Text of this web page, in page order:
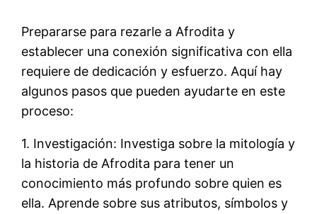
Prepararse para rezarle a Afrodita y
establecer una conexión significativa con ella
requiere de dedicación y esfuerzo. Aquí hay
algunos pasos que pueden ayudarte en este
proceso:
1. Investigación: Investiga sobre la mitología y
la historia de Afrodita para tener un
conocimiento más profundo sobre quien es
ella. Aprende sobre sus atributos, símbolos y